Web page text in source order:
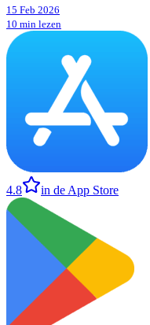
15 Feb 2026
10 min lezen
4.8 in de App Store